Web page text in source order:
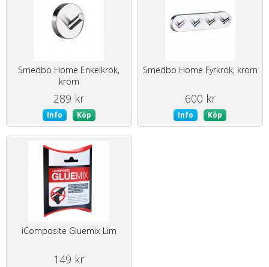
Smedbo Home Enkelkrok,
krom
289 kr
Info Köp
Smedbo Home Fyrkrok, krom
600 kr
Info Köp
iComposite Gluemix Lim
149 kr